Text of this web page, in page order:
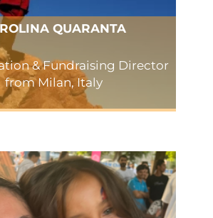
QUARANTA
& Fundraising Director
from Milan, Italy